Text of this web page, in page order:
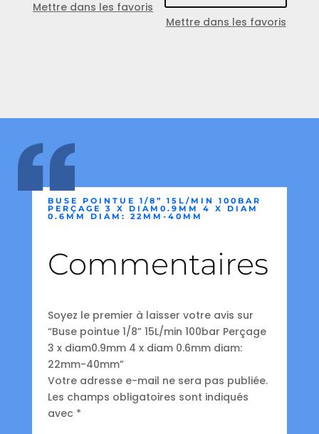
Mettre dans les favoris
Mettre dans les favoris
BUSE POINTUE 1/8” 15L/MIN 100BAR
PERÇAGE 3 X DIAM0.9MM 4 X DIAM
0.6MM DIAM: 22MM-40MM
Commentaires
Soyez le premier à laisser votre avis sur
“Buse pointue 1/8” 15L/min 100bar Perçage
3 x diam0.9mm 4 x diam 0.6mm diam:
22mm-40mm”
Votre adresse e-mail ne sera pas publiée.
Les champs obligatoires sont indiqués
avec *